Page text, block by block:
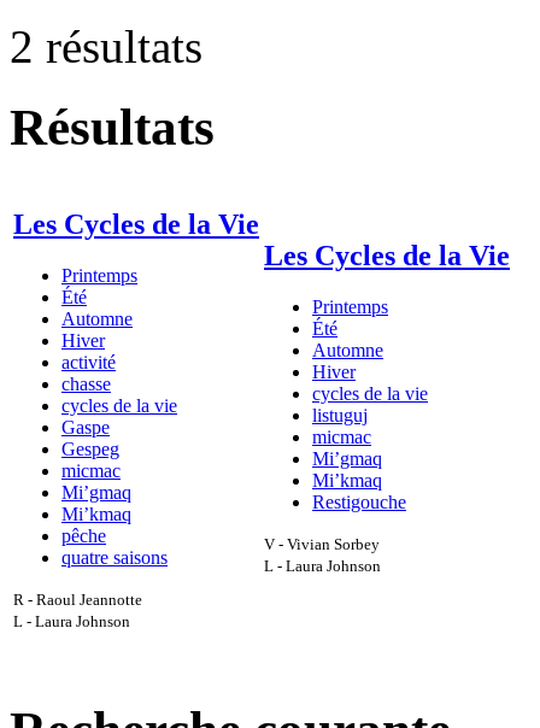
2 résultats
Résultats
Les Cycles de la Vie
Printemps
Été
Automne
Hiver
activité
chasse
cycles de la vie
Gaspe
Gespeg
micmac
Mi’gmaq
Mi’kmaq
pêche
quatre saisons
R - Raoul Jeannotte
L - Laura Johnson
Les Cycles de la Vie
Printemps
Été
Automne
Hiver
cycles de la vie
listuguj
micmac
Mi’gmaq
Mi’kmaq
Restigouche
V - Vivian Sorbey
L - Laura Johnson